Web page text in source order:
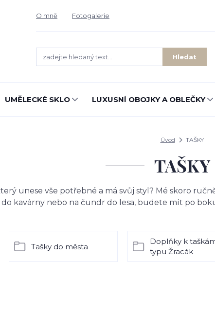
O mně Fotogalerie
Hledat
UMĚLECKÉ SKLO LUXUSNÍ OBOJKY A OBLEČKY
Úvod TAŠKY
TAŠKY
unese vše potřebné a má svůj styl? Mé skoro
kavárny nebo na čundr do lesa, budete mít po
Tašky do města
Doplňky k
typu Žracák